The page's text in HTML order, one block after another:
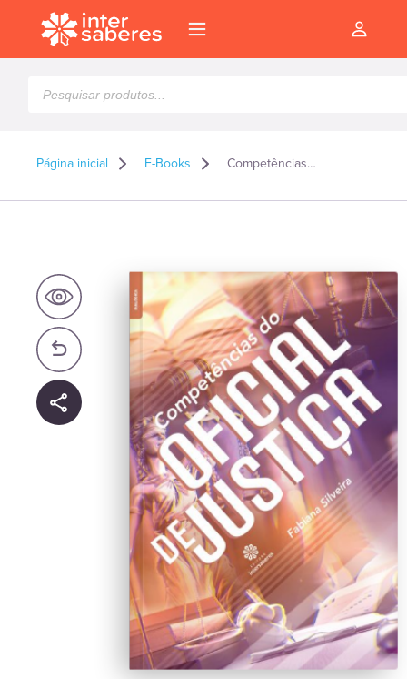
produtos
Página inicial E-Books Competências do oficial de justiça – E-book